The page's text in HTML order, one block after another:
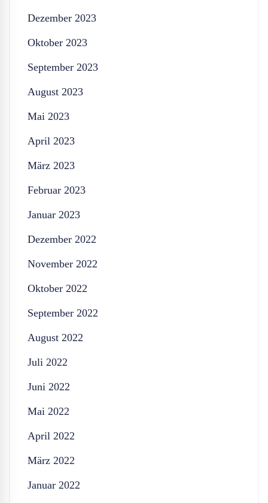
Dezember 2023
Oktober 2023
September 2023
August 2023
Mai 2023
April 2023
März 2023
Februar 2023
Januar 2023
Dezember 2022
November 2022
Oktober 2022
September 2022
August 2022
Juli 2022
Juni 2022
Mai 2022
April 2022
März 2022
Januar 2022